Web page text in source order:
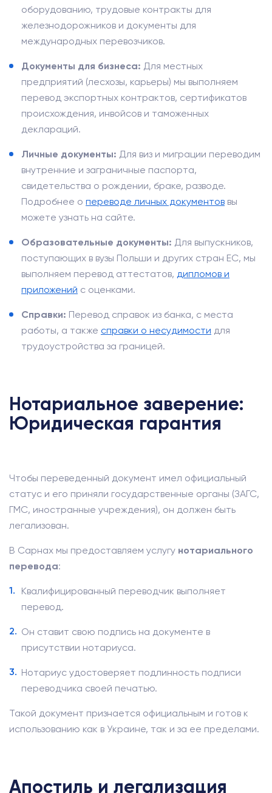
оборудованию, трудовые контракты для
железнодорожников и документы для
международных перевозчиков.
Документы для бизнеса: Для местных
предприятий (лесхозы, карьеры) мы выполняем
перевод экспортных контрактов, сертификатов
происхождения, инвойсов и таможенных
деклараций.
Личные документы: Для виз и миграции переводим
внутренние и заграничные паспорта,
свидетельства о рождении, браке, разводе.
Подробнее о переводе личных документов вы
можете узнать на сайте.
Образовательные документы: Для выпускников,
поступающих в вузы Польши и других стран ЕС, мы
выполняем перевод аттестатов, дипломов и
приложений с оценками.
Справки: Перевод справок из банка, с места
работы, а также справки о несудимости для
трудоустройства за границей.
Нотариальное заверение:
Юридическая гарантия
Чтобы переведенный документ имел официальный
статус и его приняли государственные органы (ЗАГС,
ГМС, иностранные учреждения), он должен быть
легализован.
В Сарнах мы предоставляем услугу нотариального
перевода:
Квалифицированный переводчик выполняет
перевод.
Он ставит свою подпись на документе в
присутствии нотариуса.
Нотариус удостоверяет подлинность подписи
переводчика своей печатью.
Такой документ признается официальным и готов к
использованию как в Украине, так и за ее пределами.
Апостиль и легализация